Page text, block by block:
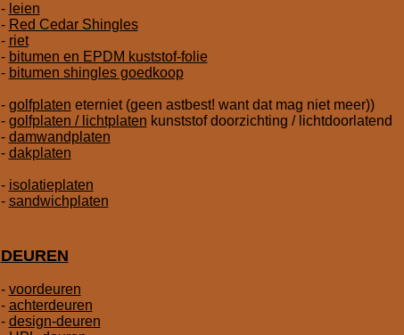
- leien
- Red Cedar Shingles
- riet
- bitumen en EPDM kuststof-folie
- bitumen shingles goedkoop
- golfplaten eterniet (geen astbest! want dat mag niet meer))
- golfplaten / lichtplaten kunststof doorzichting / lichtdoorlatend
- damwandplaten
- dakplaten
- isolatieplaten
- sandwichplaten
DEUREN
- voordeuren
- achterdeuren
- design-deuren